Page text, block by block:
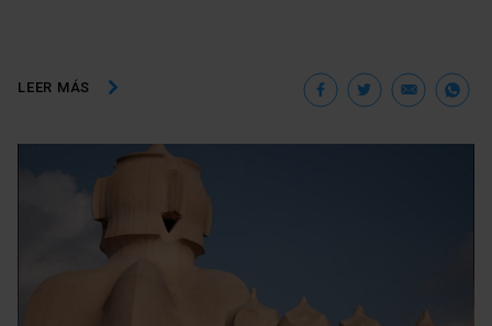
LEER MÁS Facebook
Twitter